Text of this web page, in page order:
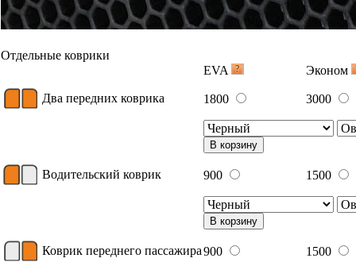
Отдельные коврики
EVA
Эконом
Два передних коврика 1800 3000
В корзину
Водительский коврик 900 1500
В корзину
Коврик переднего пассажира900 1500